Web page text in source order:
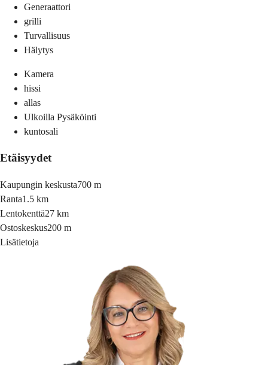
Generaattori
grilli
Turvallisuus
Hälytys
Kamera
hissi
allas
Ulkoilla Pysäköinti
kuntosali
Etäisyydet
Kaupungin keskusta700 m
Ranta1.5 km
Lentokenttä27 km
Ostoskeskus200 m
Lisätietoja